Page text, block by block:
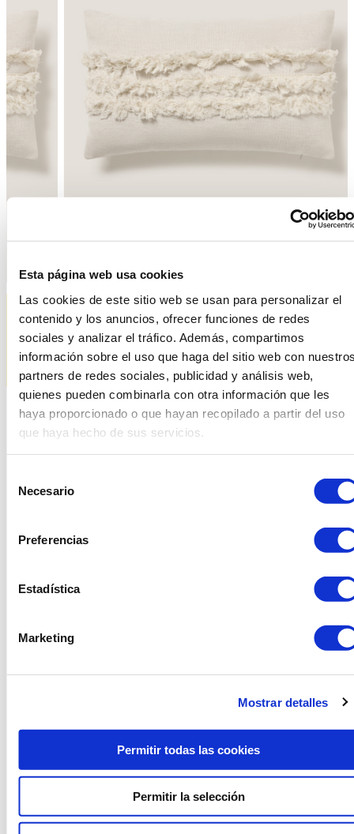
Esta página web usa cookies
Las cookies de este sitio web se usan para personalizar el
contenido y los anuncios, ofrecer funciones de redes
sociales y analizar el tráfico. Además, compartimos
información sobre el uso que haga del sitio web con
partners de redes sociales, publicidad y análisis web,
quienes pueden combinarla con otra información que les
haya proporcionado o que hayan recopilado a partir del uso
que haya hecho de sus servicios.
Necesario
Preferencias
Estadística
Marketing
Mostrar detalles
Permitir todas las cookies
Permitir la selección
Productes relacionats